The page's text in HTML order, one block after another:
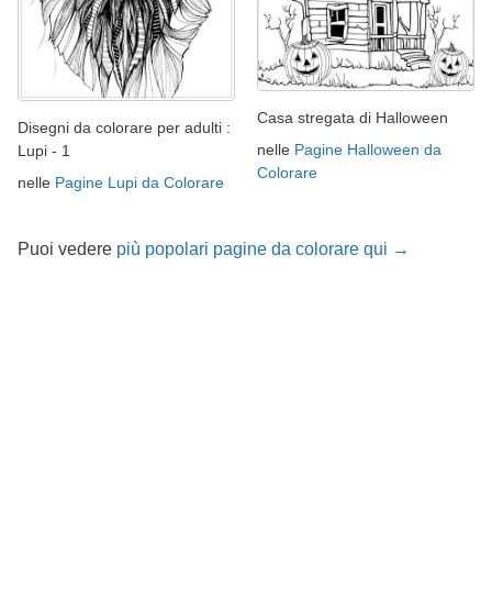
Disegni da colorare per adulti :
Lupi - 1
nelle Pagine Lupi da Colorare
Casa stregata di Halloween
nelle Pagine Halloween da
Colorare
Puoi vedere più popolari pagine da colorare qui →